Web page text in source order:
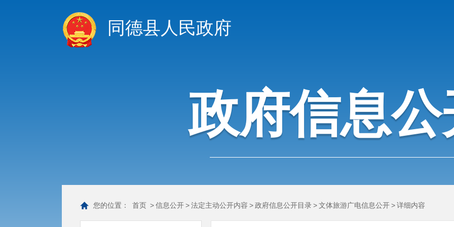
同德县人民政府
政府信息公
您的位置： 首页 >信息公开>法定主动公开内容 >政府信息公开目录>文体旅游广电信息公开>详细内容